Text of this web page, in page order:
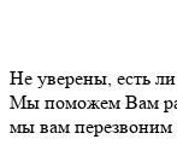
Не уверены, есть
Мы поможем Вам
мы вам